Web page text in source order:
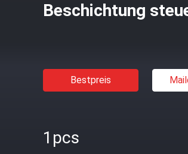
Beschichtung
Bestpreis
1pcs